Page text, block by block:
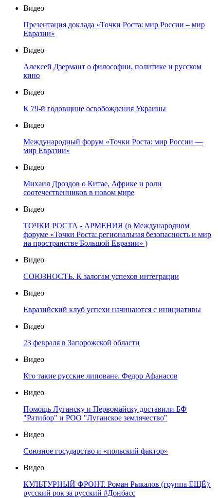
Видео
Презентация доклада «Точки Роста: мир России – мир
Евразии»
Видео
Алексей Дзермант о философии, политике и русском
кино
Видео
К 79-й годовщине освобождения Украины
Видео
Международный форум «Точки Роста: мир России —
мир Евразии»
Видео
Михаил Дроздов о Китае, Африке и роли
соотечественников в новом мире
Видео
ТОЧКИ РОСТА - АРМЕНИЯ (о Международном
форуме «Точки Роста: региональная безопасность и мир
на пространстве Большой Евразии» )
Видео
СОЮЗНОСТЬ. К залогам успехов интеграции
Видео
Евразийский клуб успехи начинаются с инициативы
Видео
23 февраля в Запорожской области
Видео
Кто такие русские липоване. Федор Афанасов
Видео
Помощь Луганску и Первомайску доставили БФ
"Ратибор" и РОО "Луганское землячество"
Видео
Союзное государство и «польский фактор»
Видео
КУЛЬТУРНЫЙ ФРОНТ. Роман Рыкалов (группа ЕЩЁ):
русский рок за русский #Донбасс